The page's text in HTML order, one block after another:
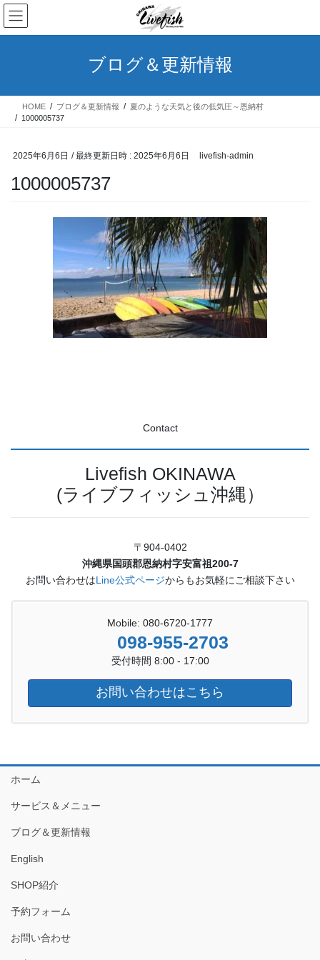
コ
ン
テ
ス
ナ
ビ
ゲ
ン
ブログ＆更新情報
HOME ブログ＆更新情報
夏のような天気と後の低気圧～恩納村
1000005737
2025年6月6日 / 最終更新日時 : 2025年6月6日 livefish-admin
1000005737
Contact
Livefish OKINAWA
(ライブフィッシュ沖縄）
〒904-0402
沖縄県国頭郡恩納村字安富祖200-7
お問い合わせはLine公式ページからもお気軽にご相談下さい
Mobile: 080-6720-1777
098-955-2703
受付時間 8:00 - 17:00
お問い合わせはこちら
ホーム
サービス＆メニュー
ブログ＆更新情報
English
SHOP紹介
予約フォーム
お問い合わせ